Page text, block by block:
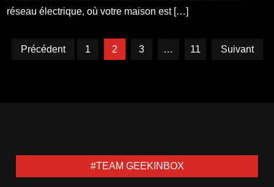
réseau électrique, où votre maison est […]
Pagination
Précédent 1 2 3 … 11 Suivant
#TEAM GEEKINBOX